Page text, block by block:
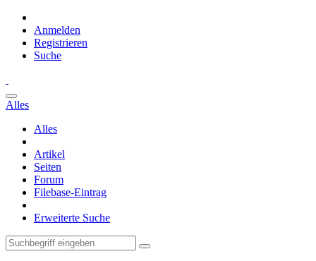
Anmelden
Registrieren
Suche
Alles
Alles
Artikel
Seiten
Forum
Filebase-Eintrag
Erweiterte Suche